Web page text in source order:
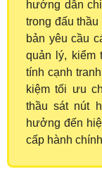
hướng dẫn
trong đấu
bản yêu cầu
quản lý, kiểm
tính cạnh
kiệm tối ưu
thầu sát nút
hưởng đến
cấp hành